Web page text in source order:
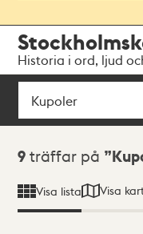
navigationen
huvudinnehållet
Historia i ord, ljud
Sök
Sökresultat
9 träffar på
Visa lista Visa